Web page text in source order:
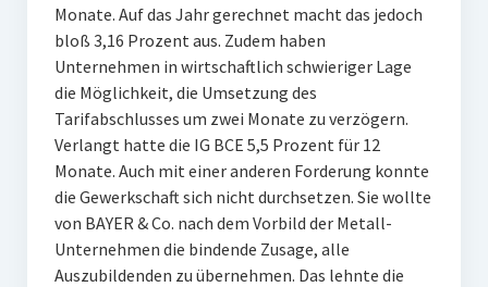
Monate. Auf das Jahr gerechnet macht das jedoch
bloß 3,16 Prozent aus. Zudem haben
Unternehmen in wirtschaftlich schwieriger Lage
die Möglichkeit, die Umsetzung des
Tarifabschlusses um zwei Monate zu verzögern.
Verlangt hatte die IG BCE 5,5 Prozent für 12
Monate. Auch mit einer anderen Forderung konnte
die Gewerkschaft sich nicht durchsetzen. Sie wollte
von BAYER & Co. nach dem Vorbild der Metall-
Unternehmen die bindende Zusage, alle
Auszubildenden zu übernehmen. Das lehnte die